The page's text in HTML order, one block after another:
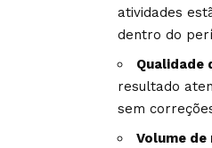
atividades
dentro do
Qualidade
resultado
sem
Volume